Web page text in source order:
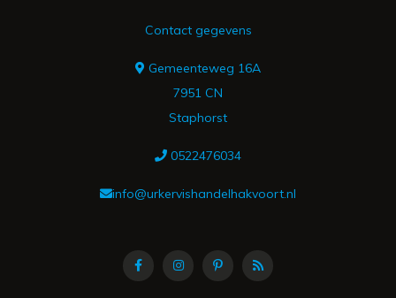
Contact gegevens
Gemeenteweg 16A
7951 CN
Staphorst
0522476034
info@urkervishandelhakvoort.nl